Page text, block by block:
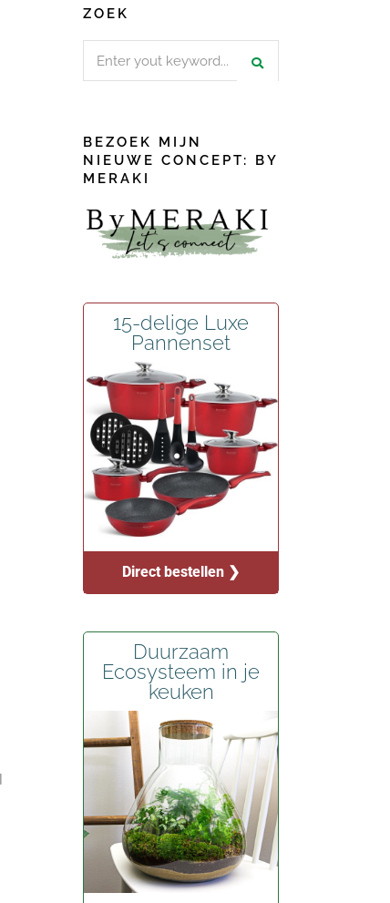
ZOEK
Search
BEZOEK MIJN
NIEUWE CONCEPT: BY
MERAKI
15-delige Luxe
Pannenset
Direct bestellen ❯
Duurzaam
Ecosysteem in je
keuken